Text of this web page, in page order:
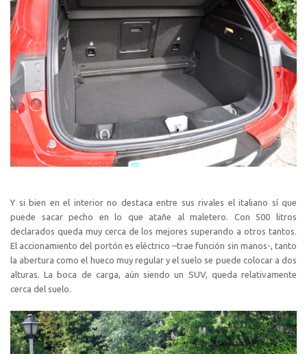
Y si bien en el interior no destaca entre sus rivales el italiano sí que
puede sacar pecho en lo que atañe al maletero. Con 500 litros
declarados queda muy cerca de los mejores superando a otros tantos.
El accionamiento del portón es eléctrico –trae función sin manos-, tanto
la abertura como el hueco muy regular y el suelo se puede colocar a dos
alturas. La boca de carga, aún siendo un SUV, queda relativamente
cerca del suelo.